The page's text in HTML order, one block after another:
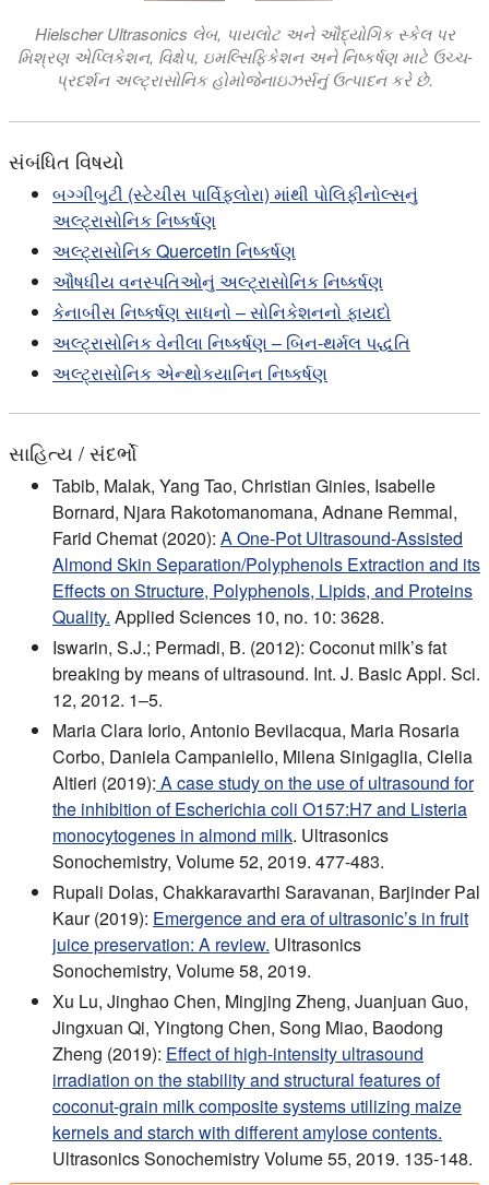
Hielscher Ultrasonics લેબ, પાયલોટ અને ઔદ્યોગિક સ્કેલ પર
મિશ્રણ એપ્લિકેશન, વિક્ષેપ, ઇમલ્સિફિકેશન અને નિષ્કર્ષણ માટે ઉચ્ચ-
પ્રદર્શન અલ્ટ્રાસોનિક હોમોજેનાઇઝર્સનું ઉત્પાદન કરે છે.
સંબંધિત વિષયો
બગ્ગીબુટી (સ્ટેચીસ પાર્વિફ્લોરા) માંથી પોલિફીનોલ્સનું
અલ્ટ્રાસોનિક નિષ્કર્ષણ
અલ્ટ્રાસોનિક Quercetin નિષ્કર્ષણ
ઔષધીય વનસ્પતિઓનું અલ્ટ્રાસોનિક નિષ્કર્ષણ
કેનાબીસ નિષ્કર્ષણ સાધનો – સોનિકેશનનો ફાયદો
અલ્ટ્રાસોનિક વેનીલા નિષ્કર્ષણ – બિન-થર્મલ પદ્ધતિ
અલ્ટ્રાસોનિક એન્થોકયાનિન નિષ્કર્ષણ
સાહિત્ય / સંદર્ભો
Tabib, Malak, Yang Tao, Christian Ginies, Isabelle
Bornard, Njara Rakotomanomana, Adnane Remmal,
Farid Chemat (2020): A One-Pot Ultrasound-Assisted
Almond Skin Separation/Polyphenols Extraction and its
Effects on Structure, Polyphenols, Lipids, and Proteins
Quality. Applied Sciences 10, no. 10: 3628.
Iswarin, S.J.; Permadi, B. (2012): Coconut milk’s fat
breaking by means of ultrasound. Int. J. Basic Appl. Sci.
12, 2012. 1–5.
Maria Clara Iorio, Antonio Bevilacqua, Maria Rosaria
Corbo, Daniela Campaniello, Milena Sinigaglia, Clelia
Altieri (2019): A case study on the use of ultrasound for
the inhibition of Escherichia coli O157:H7 and Listeria
monocytogenes in almond milk. Ultrasonics
Sonochemistry, Volume 52, 2019. 477-483.
Rupali Dolas, Chakkaravarthi Saravanan, Barjinder Pal
Kaur (2019): Emergence and era of ultrasonic’s in fruit
juice preservation: A review. Ultrasonics
Sonochemistry, Volume 58, 2019.
Xu Lu, Jinghao Chen, Mingjing Zheng, Juanjuan Guo,
Jingxuan Qi, Yingtong Chen, Song Miao, Baodong
Zheng (2019): Effect of high-intensity ultrasound
irradiation on the stability and structural features of
coconut-grain milk composite systems utilizing maize
kernels and starch with different amylose contents.
Ultrasonics Sonochemistry Volume 55, 2019. 135-148.